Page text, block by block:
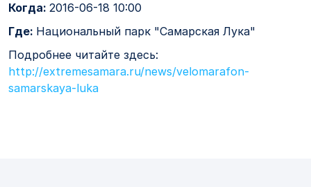
Когда: 2016-06-18 10:00
Где: Национальный парк "Самарская Лука"
Подробнее читайте здесь:
http://extremesamara.ru/news/velomarafon-
samarskaya-luka